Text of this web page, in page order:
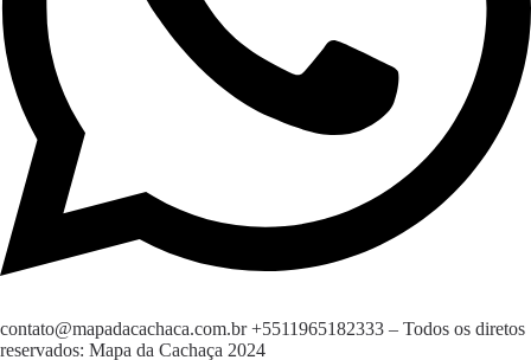
contato@mapadacachaca.com.br +5511965182333 – Todos os diretos
reservados: Mapa da Cachaça 2024